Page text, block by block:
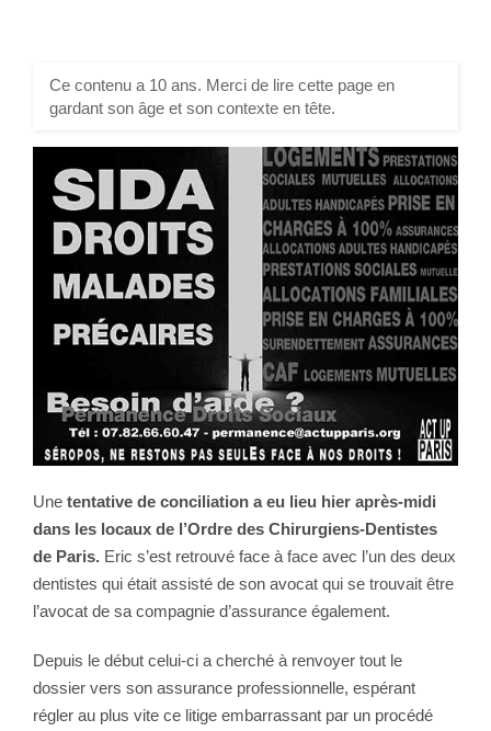
Ce contenu a 10 ans. Merci de lire cette page en
gardant son âge et son contexte en tête.
Une tentative de conciliation a eu lieu hier après-midi
dans les locaux de l’Ordre des Chirurgiens-Dentistes
de Paris. Eric s’est retrouvé face à face avec l’un des deux
dentistes qui était assisté de son avocat qui se trouvait être
l’avocat de sa compagnie d’assurance également.
Depuis le début celui-ci a cherché à renvoyer tout le
dossier vers son assurance professionnelle, espérant
régler au plus vite ce litige embarrassant par un procédé